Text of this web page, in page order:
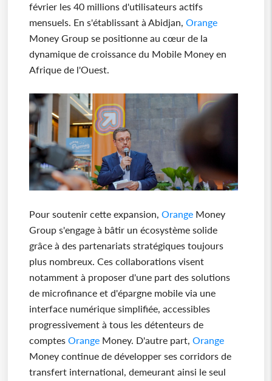
février les 40 millions d'utilisateurs actifs
mensuels. En s'établissant à Abidjan, Orange
Money Group se positionne au cœur de la
dynamique de croissance du Mobile Money en
Afrique de l'Ouest.
Pour soutenir cette expansion, OrangeMoney
Group s'engage à bâtir un écosystème solide
grâce à des partenariats stratégiques toujours
plus nombreux. Ces collaborations visent
notamment à proposer d'une part des solutions
de microfinance et d'épargne mobile via une
interface numérique simplifiée, accessibles
progressivement à tous les détenteurs de
comptes OrangeMoney. D'autre part, Orange
Money continue de développer ses corridors de
transfert international, demeurant ainsi le seul